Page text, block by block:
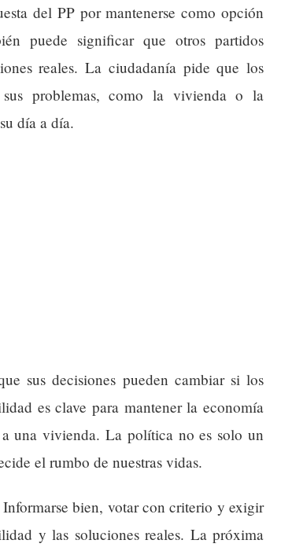
del PP por mantenerse como opción
puede significar que otros partidos
reales. La ciudadanía pide que los
problemas, como la vivienda o la
día a día.
sus decisiones pueden cambiar si los
es clave para mantener la economía
una vivienda. La política no es solo un
el rumbo de nuestras vidas.
bien, votar con criterio y exigir
y las soluciones reales. La próxima